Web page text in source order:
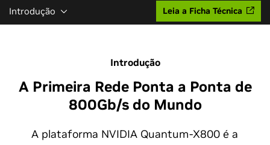
Introdução Leia a Ficha Técnica
Introdução
A Primeira Rede Ponta a Ponta de
800Gb/s do Mundo
A plataforma NVIDIA Quantum-X800 é a